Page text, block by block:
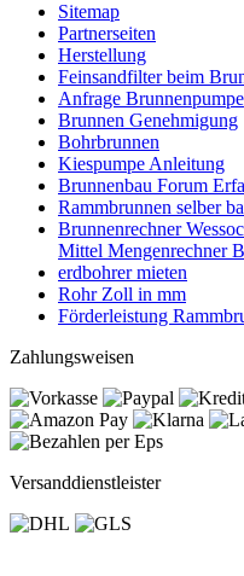
Sitemap
Partnerseiten
Herstellung
Feinsandfilter beim
Anfrage Brunnenpumpe
Brunnen Genehmigung
Bohrbrunnen
Kiespumpe Anleitung
Brunnenbau Forum
Rammbrunnen selber
Brunnenrechner
Mittel Mengenrechner
erdbohrer mieten
Rohr Zoll in mm
Förderleistung
Zahlungsweisen
Versanddienstleister